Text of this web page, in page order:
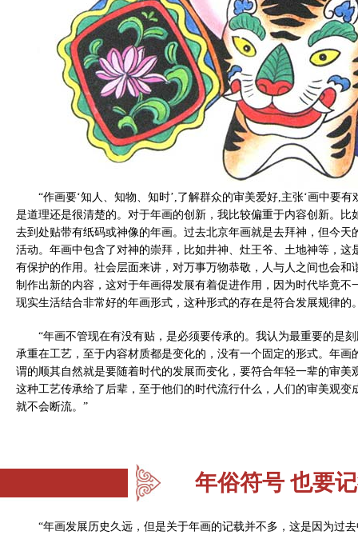
“作画要‘知人、知物、知时’,了解群众的审美爱好,主张‘画中要
是道理还是很清楚的。对于年画的创新，我比较偏重于内容创新。
去到处贴带有纸码或神像的年画。过去北京年画就是去拜神，但今
活动。年画中包含了对神的崇拜，比如井神、灶王爷、土地神等，
有保护的作用。社会层面来讲，对万事万物恭敬，人与人之间也会
制作出新的内容，这对于年画得发展有着促进作用，因为时代毕竟
现实生活结合非常好的年画形式，这种形式的存在是符合发展规律的
“年画不管现在有没有贴，是必须要传承的。我认为最重要的是
承重在工艺，至于内容材质都是变化的，没有一个固定的形式。年
谓的顺其自然就是要随着时代的发展而变化，要符合年轻一辈的审
这种工艺传承给了后辈，至于他们的时代流行什么，人们的审美观
就不会断流。”
年俗符号 也要
“年画发展历史久远，但是关于年画的记载并不多，这是因为过